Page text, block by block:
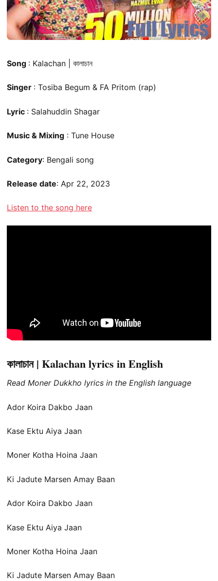
Song : Kalachan | কালাচান
Singer : Tosiba Begum & FA Pritom (rap)
Lyric : Salahuddin Shagar
Music & Mixing : Tune House
Category: Bengali song
Release date: Apr 22, 2023
Listen to the song here
কালাচান | Kalachan lyrics in English
Read Moner Dukkho lyrics in the English language
Ador Koira Dakbo Jaan
Kase Ektu Aiya Jaan
Moner Kotha Hoina Jaan
Ki Jadute Marsen Amay Baan
Ador Koira Dakbo Jaan
Kase Ektu Aiya Jaan
Moner Kotha Hoina Jaan
Ki Jadute Marsen Amay Baan